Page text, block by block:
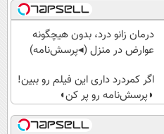
درمان زانو درد، بدون هیچگونه
عوارض در منزل (◂پرسش‌نامه)
اگر کمردرد داری این فیلم رو ببین!
◗پرسش‌نامه رو پر کن◖